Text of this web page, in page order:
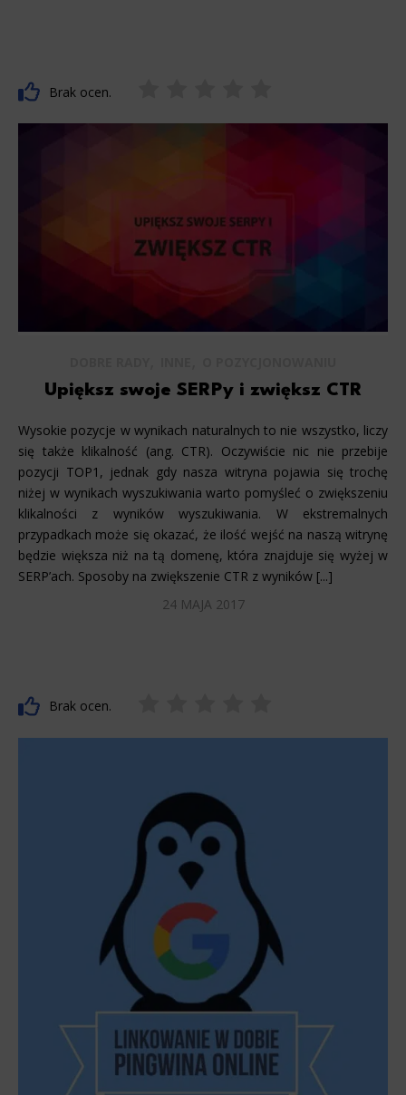
Brak ocen.
Upiększ swoje SERPy i zwiększ CTR
Wysokie pozycje w wynikach naturalnych to nie wszystko, liczy
się także klikalność (ang. CTR). Oczywiście nic nie przebije
pozycji TOP1, jednak gdy nasza witryna pojawia się trochę
niżej w wynikach wyszukiwania warto pomyśleć o zwiększeniu
klikalności z wyników wyszukiwania. W ekstremalnych
przypadkach może się okazać, że ilość wejść na naszą witrynę
będzie większa niż na tą domenę, która znajduje się wyżej w
SERP’ach. Sposoby na zwiększenie CTR z wyników [...]
24 MAJA 2017
Brak ocen.